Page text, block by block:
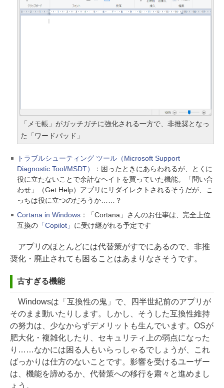
「メモ帳」がガッチガチに強化される一方で、非推奨となっ
た「ワードパッド」
トラブルシューティング ツール（Microsoft Support
Diagnostic Tool/MSDT）
：困ったときにあらわれるが、とくに
役に立たないことで余計なヘイトを買っていた機能。「問い合
わせ」（Get Help）アプリにリダイレクトされるそうだが、こ
っちは役に立つのだろうか……？
Cortana in Windows：「Cortana」さんのお仕事は、完全上位
互換の「Copilot」 に受け継がれる予定です
アプリのほとんどには代替策がすでにあるので、非推
奨化・廃止されても困ることはあまりなさそうです。
古すぎる機能
Windowsは「互換性の鬼」で、四半世紀前のアプリが
そのまま動いたりします。しかし、そうした互換性維持
の努力は、少なからずデメリットも生んでいます。OSが
肥大化・複雑化したり、セキュリティ上の弱点になった
り……なかには困る人もいらっしゃるでしょうが、これ
ばっかりは仕方のないことです。影響を受けるユーザー
は、機能を諦めるか、代替策への移行を粛々と進めまし
ょう。